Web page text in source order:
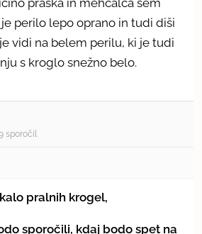
perilo lepo oprano in tudi diši
vidi na belem perilu, ki je tudi
s kroglo snežno belo.
sporočil
pralnih krogel,
sporočili, kdaj bodo spet na